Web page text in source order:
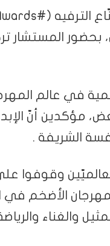
بحضور
في عالم
مؤكدين أنّ
الشريفة .
وقوفوا
الأضخم
والغناء